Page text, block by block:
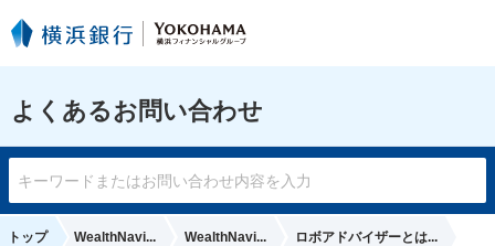
よくあるお問い合わせ
トップ WealthNavi... WealthNavi... ロボアドバイザーとは...